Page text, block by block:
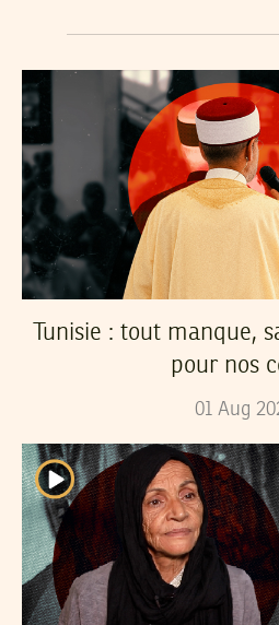
Tunisie : tout manque,
pour nos
01 Aug